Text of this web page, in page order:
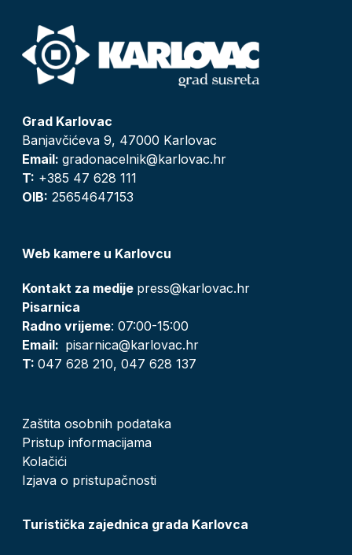
Grad Karlovac
Banjavčićeva 9, 47000 Karlovac
Email: gradonacelnik@karlovac.hr
T: +385 47 628 111
OIB: 25654647153
Web kamere u Karlovcu
Kontakt za medije press@karlovac.hr
Pisarnica
Radno vrijeme: 07:00-15:00
Email: pisarnica@karlovac.hr
T: 047 628 210, 047 628 137
Zaštita osobnih podataka
Pristup informacijama
Kolačići
Izjava o pristupačnosti
Turistička zajednica grada Karlovca